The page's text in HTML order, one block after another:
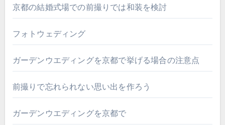
京都の結婚式場での前撮りでは和装を検討
フォトウェディング
ガーデンウエディングを京都で挙げる場合の注意点
前撮りで忘れられない思い出を作ろう
ガーデンウエディングを京都で